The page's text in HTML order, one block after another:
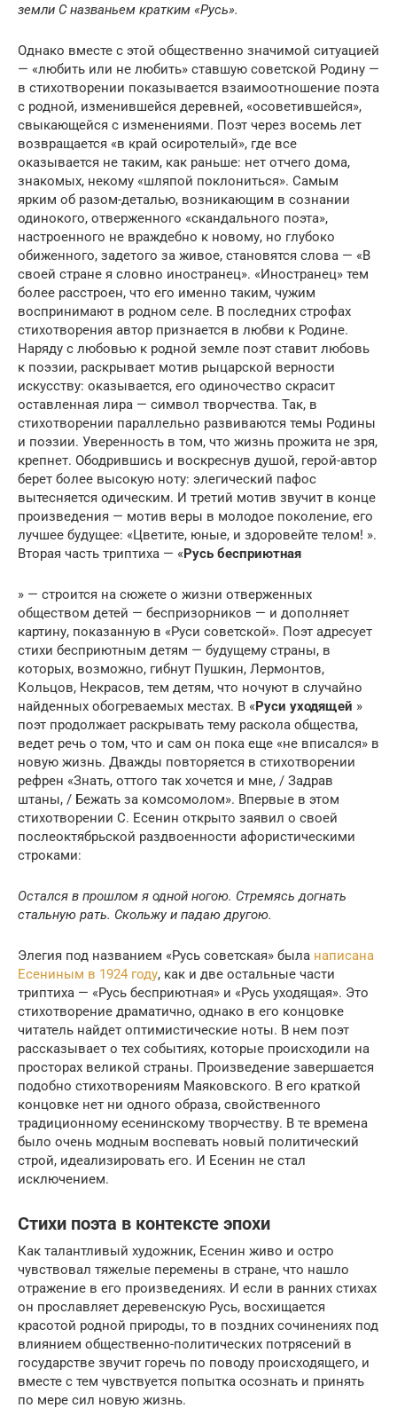
земли С названьем кратким «Русь».
Однако вместе с этой общественно значимой ситуацией
— «любить или не любить» ставшую советской Родину —
в стихотворении показывается взаимоотношение поэта
с родной, изменившейся деревней, «осоветившейся»,
свыкающейся с изменениями. Поэт через восемь лет
возвращается «в край осиротелый», где все
оказывается не таким, как раньше: нет отчего дома,
знакомых, некому «шляпой поклониться». Самым
ярким об разом-деталью, возникающим в сознании
одинокого, отверженного «скандального поэта»,
настроенного не враждебно к новому, но глубоко
обиженного, задетого за живое, становятся слова — «В
своей стране я словно иностранец». «Иностранец» тем
более расстроен, что его именно таким, чужим
воспринимают в родном селе. В последних строфах
стихотворения автор признается в любви к Родине.
Наряду с любовью к родной земле поэт ставит любовь
к поэзии, раскрывает мотив рыцарской верности
искусству: оказывается, его одиночество скрасит
оставленная лира — символ творчества. Так, в
стихотворении параллельно развиваются темы Родины
и поэзии. Уверенность в том, что жизнь прожита не зря,
крепнет. Ободрившись и воскреснув душой, герой-автор
берет более высокую ноту: элегический пафос
вытесняется одическим. И третий мотив звучит в конце
произведения — мотив веры в молодое поколение, его
лучшее будущее: «Цветите, юные, и здоровейте телом! ».
Вторая часть триптиха — «Русь бесприютная
» — строится на сюжете о жизни отверженных
обществом детей — беспризорников — и дополняет
картину, показанную в «Руси советской». Поэт адресует
стихи бесприютным детям — будущему страны, в
которых, возможно, гибнут Пушкин, Лермонтов,
Кольцов, Некрасов, тем детям, что ночуют в случайно
найденных обогреваемых местах. В «Руси уходящей »
поэт продолжает раскрывать тему раскола общества,
ведет речь о том, что и сам он пока еще «не вписался» в
новую жизнь. Дважды повторяется в стихотворении
рефрен «Знать, оттого так хочется и мне, / Задрав
штаны, / Бежать за комсомолом». Впервые в этом
стихотворении С. Есенин открыто заявил о своей
послеоктябрьской раздвоенности афористическими
строками:
Остался в прошлом я одной ногою. Стремясь догнать
стальную рать. Скольжу и падаю другою.
Элегия под названием «Русь советская» была написана
Есениным в 1924 году, как и две остальные части
триптиха — «Русь бесприютная» и «Русь уходящая». Это
стихотворение драматично, однако в его концовке
читатель найдет оптимистические ноты. В нем поэт
рассказывает о тех событиях, которые происходили на
просторах великой страны. Произведение завершается
подобно стихотворениям Маяковского. В его краткой
концовке нет ни одного образа, свойственного
традиционному есенинскому творчеству. В те времена
было очень модным воспевать новый политический
строй, идеализировать его. И Есенин не стал
исключением.
Стихи поэта в контексте эпохи
Как талантливый художник, Есенин живо и остро
чувствовал тяжелые перемены в стране, что нашло
отражение в его произведениях. И если в ранних стихах
он прославляет деревенскую Русь, восхищается
красотой родной природы, то в поздних сочинениях под
влиянием общественно-политических потрясений в
государстве звучит горечь по поводу происходящего, и
вместе с тем чувствуется попытка осознать и принять
по мере сил новую жизнь.